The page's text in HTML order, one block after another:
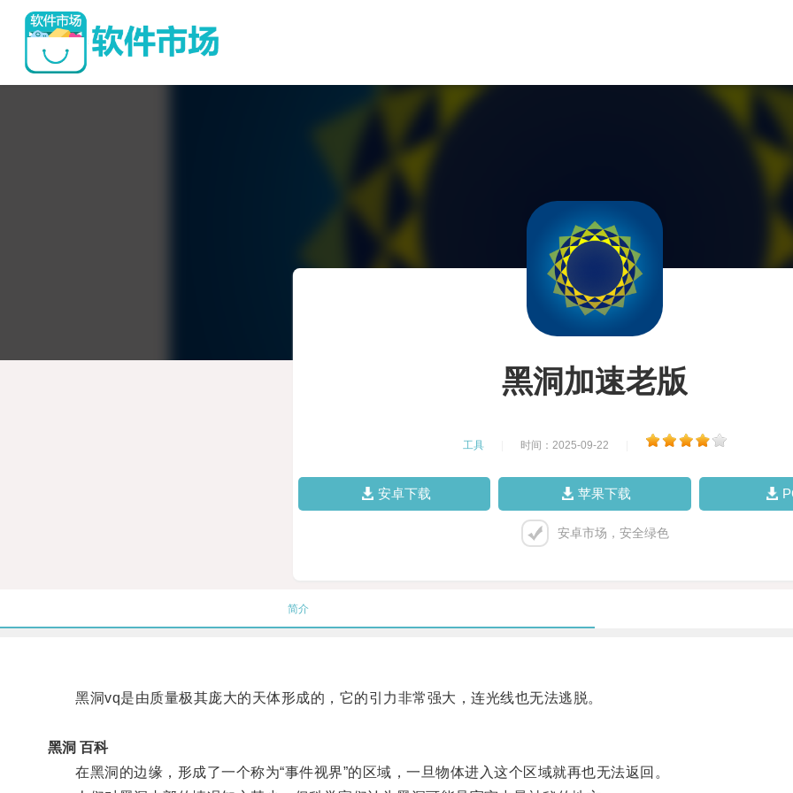
黑洞加速老版
工具 时间：2025-09-22
安卓下载 苹果下载
安卓市场，安全绿色
简介
黑洞vq是由质量极其庞大的天体形成的，它的引力非常强大，连光线也无法逃脱。
黑洞 百科
在黑洞的边缘，形成了一个称为“事件视界”的区域，一旦物体进入这个区域就再也无法返回。